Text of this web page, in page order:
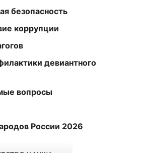
безопасность
коррупции
девиантного
вопросы
России 2026